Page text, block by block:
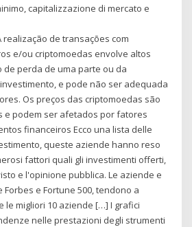
capitalizzazione di mercato e
realização de transações com
e/ou criptomoedas envolve altos
de perda de uma parte ou da
e pode não ser adequada
Os preços das criptomoedas são
e podem ser afetados por fatores
financeiros Ecco una lista delle
queste aziende hanno reso
fattori quali gli investimenti offerti,
e l'opinione pubblica. Le aziende e
e Fortune 500, tendono a
le migliori 10 aziende […] I grafici
nelle prestazioni degli strumenti